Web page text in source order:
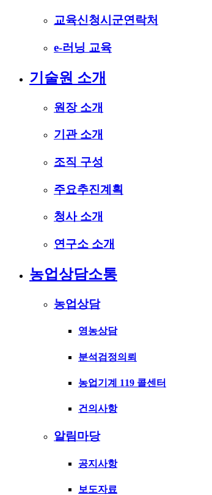
교육신청시군연락처
e-러닝 교육
기술원 소개
원장 소개
기관 소개
조직 구성
주요추진계획
청사 소개
연구소 소개
농업상담소통
농업상담
영농상담
분석검정의뢰
농업기계 119 콜센터
건의사항
알림마당
공지사항
보도자료